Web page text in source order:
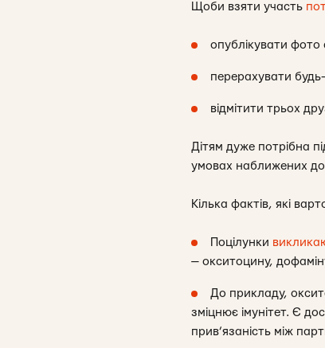
Щоби взяти участь
опублікувати фото
перерахувати
відмітити трьох
Дітям дуже потрібна
умовах наближених
Кілька фактів, які
Поцілунки
— окситоцину,
До прикладу,
зміцнює імунітет. Є
прив’язаність між